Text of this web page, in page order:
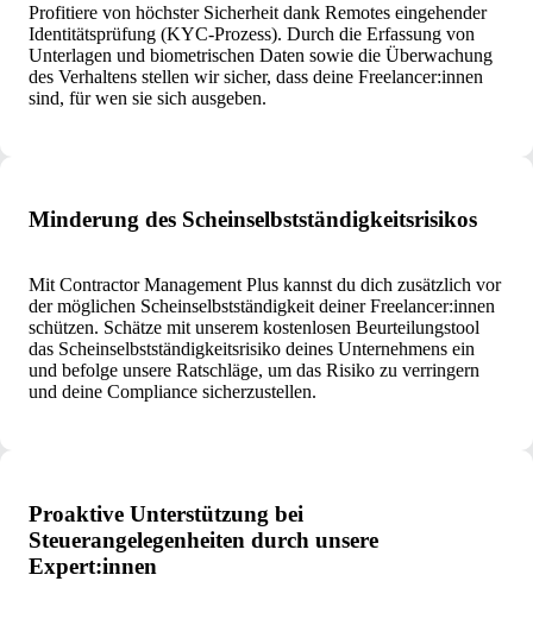
Profitiere von höchster Sicherheit dank Remotes eingehender
Identitätsprüfung (KYC-Prozess). Durch die Erfassung von
Unterlagen und biometrischen Daten sowie die Überwachung
des Verhaltens stellen wir sicher, dass deine Freelancer:innen
sind, für wen sie sich ausgeben.
Minderung des Scheinselbstständigkeitsrisikos
Mit Contractor Management Plus kannst du dich zusätzlich vor
der möglichen Scheinselbstständigkeit deiner Freelancer:innen
schützen. Schätze mit unserem kostenlosen Beurteilungstool
das Scheinselbstständigkeitsrisiko deines Unternehmens ein
und befolge unsere Ratschläge, um das Risiko zu verringern
und deine Compliance sicherzustellen.
Proaktive Unterstützung bei
Steuerangelegenheiten durch unsere
Expert:innen